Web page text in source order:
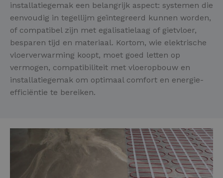
installatiegemak een belangrijk aspect: systemen die
eenvoudig in tegellijm geïntegreerd kunnen worden,
of compatibel zijn met egalisatielaag of gietvloer,
besparen tijd en materiaal. Kortom, wie elektrische
vloerverwarming koopt, moet goed letten op
vermogen, compatibiliteit met vloeropbouw en
installatiegemak om optimaal comfort en energie-
efficiëntie te bereiken.